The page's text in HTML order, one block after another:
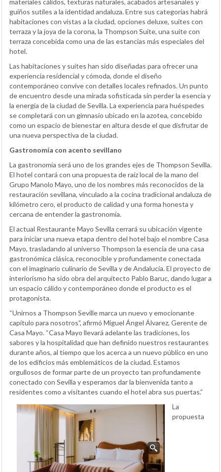
guiños sutiles a la identidad andaluza. Entre sus categorías habrá
habitaciones con vistas a la ciudad, opciones deluxe, suites con
terraza y la joya de la corona, la Thompson Suite, una suite con
terraza concebida como una de las estancias más especiales del
hotel.
Las habitaciones y suites han sido diseñadas para ofrecer una
experiencia residencial y cómoda, donde el diseño
contemporáneo convive con detalles locales refinados. Un punto
de encuentro desde una mirada sofisticada sin perder la esencia y
la energía de la ciudad de Sevilla. La experiencia para huéspedes
se completará con un gimnasio ubicado en la azotea, concebido
como un espacio de bienestar en altura desde el que disfrutar de
una nueva perspectiva de la ciudad.
Gastronomía con acento sevillano
La gastronomía será uno de los grandes ejes de Thompson Sevilla.
El hotel contará con una propuesta de raíz local de la mano del
Grupo Manolo Mayo, uno de los nombres más reconocidos de la
restauración sevillana, vinculado a la cocina tradicional andaluza de
kilómetro cero, el producto de calidad y una forma honesta y
cercana de entender la gastronomía.
El actual Restaurante Mayo Sevilla cerrará su ubicación vigente
para iniciar una nueva etapa dentro del hotel bajo el nombre Casa
Mayo, trasladando al universo Thompson la esencia de una casa
gastronómica clásica, reconocible y profundamente conectada
con el imaginario culinario de Sevilla y de Andalucía. El proyecto de
interiorismo ha sido obra del arquitecto Pablo Baruc, dando lugar a
un espacio cálido y contemporáneo donde el producto es el
protagonista.
“Unirnos a Thompson Seville marca un nuevo y emocionante
capítulo para nosotros”, afirmó Miguel Ángel Álvarez, Gerente de
Casa Mayo. “Casa Mayo llevará adelante las tradiciones, los
sabores y la hospitalidad que han definido nuestros restaurantes
durante años, al tiempo que los acerca a un nuevo público en uno
de los edificios más emblemáticos de la ciudad. Estamos
orgullosos de formar parte de un proyecto tan profundamente
conectado con Sevilla y esperamos dar la bienvenida tanto a
residentes como a visitantes cuando el hotel abra sus puertas.”
La
propuesta